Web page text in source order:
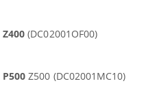
Z400 (DC02001OF00)
P500 Z500 (DC02001MC10)